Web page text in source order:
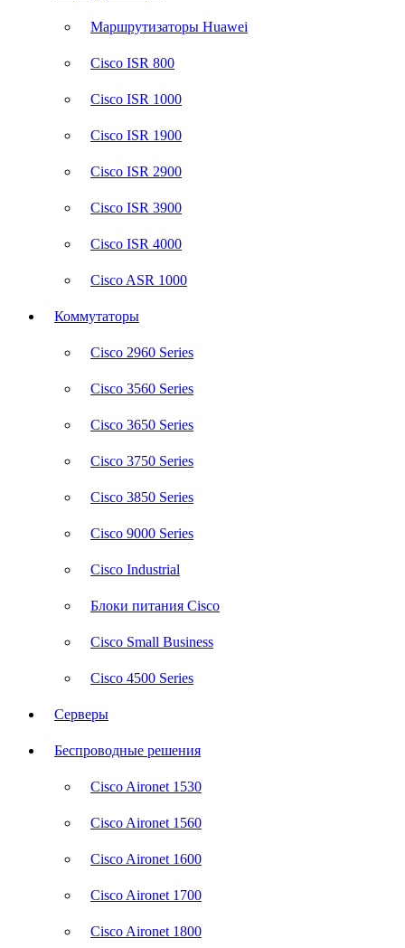
Маршрутизаторы Huawei
Cisco ISR 800
Cisco ISR 1000
Cisco ISR 1900
Cisco ISR 2900
Cisco ISR 3900
Cisco ISR 4000
Cisco ASR 1000
Коммутаторы
Cisco 2960 Series
Cisco 3560 Series
Cisco 3650 Series
Cisco 3750 Series
Cisco 3850 Series
Cisco 9000 Series
Cisco Industrial
Блоки питания Cisco
Cisco Small Business
Cisco 4500 Series
Серверы
Беспроводные решения
Cisco Aironet 1530
Cisco Aironet 1560
Cisco Aironet 1600
Cisco Aironet 1700
Cisco Aironet 1800